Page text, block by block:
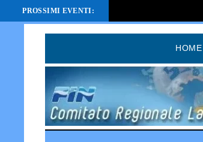
HOME
PROSSIMI EVENTI: